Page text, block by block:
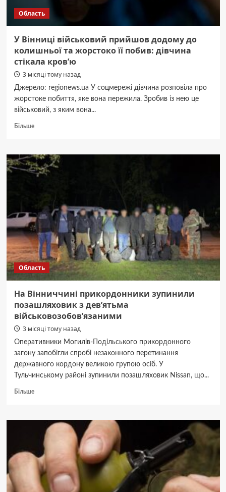
Область
У Вінниці військовий прийшов додому до
колишньої та жорстоко її побив: дівчина
стікала кров’ю
3 місяці тому назад
Джерело: regionews.ua У соцмережі дівчина розповіла про
жорстоке побиття, яке вона пережила. Зробив із нею це
військовий, з яким вона...
БільшеДокладніше
Вінниці
військовий
прийшов
та
жорстоко
її
побив:
дівчина
стікала
кров’ю
Область
На Вінниччині прикордонники зупинили
позашляховик з дев’ятьма
військовозобов’язаними
3 місяці тому назад
Оперативники Могилів-Подільського прикордонного
загону запобігли спробі незаконного перетинання
державного кордону великою групою осіб. У
Тульчинському районі зупинили позашляховик Nissan, що...
БільшеДокладніше
Вінниччині
прикордонники
зупинили
позашляховик
з
дев’ятьма
військовозобов’язаними